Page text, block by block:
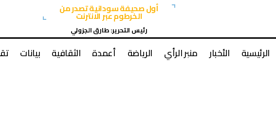
أول صحيفة سودانية تصدر من
الخرطوم عبر الانترنت
رئيس التحرير: طارق الجزولي
الرئيسية الأخبار منبر الرأي الرياضة أعمدة الثقافية بيانات